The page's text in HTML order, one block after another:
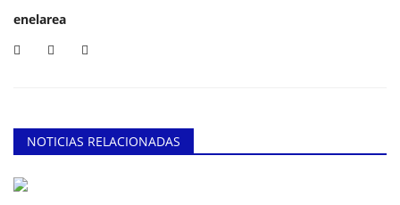
enelarea
NOTICIAS RELACIONADAS